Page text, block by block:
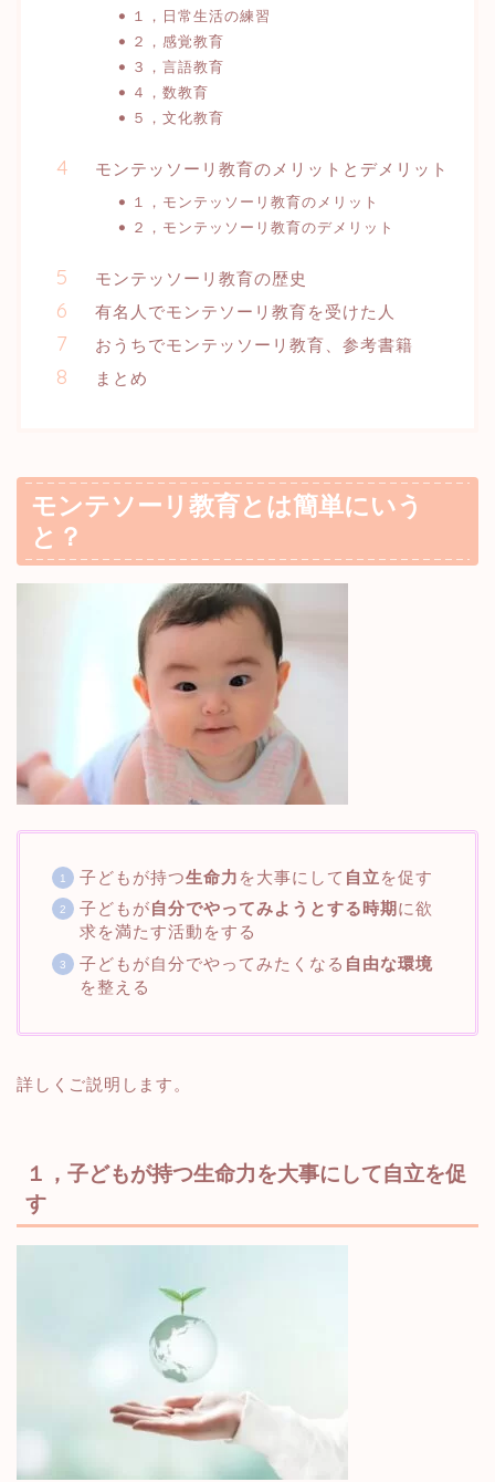
１，日常生活の練習
２，感覚教育
３，言語教育
４，数教育
５，文化教育
モンテッソーリ教育のメリットとデメリット
１，モンテッソーリ教育のメリット
２，モンテッソーリ教育のデメリット
モンテッソーリ教育の歴史
有名人でモンテソーリ教育を受けた人
おうちでモンテッソーリ教育、参考書籍
まとめ
モンテソーリ教育とは簡単にいう
と？
子どもが持つ生命力 を大事にして 自立 を促す
子どもが自分でやってみようとする時期 に欲
求を満たす活動をする
子どもが自分でやってみたくなる 自由な環境
を整える
詳しくご説明します。
１，子どもが持つ生命力を大事にして自立を促
す